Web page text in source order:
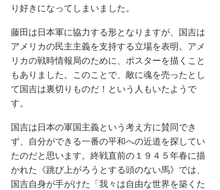
り好きになってしまいました。
藤田は日本軍に協力する形となりますが、国吉は
アメリカの民主主義を支持する立場を表明。アメ
リカの戦時情報局のために、ポスターを描くこと
もありました。このことで、敵に魂を売ったとし
て国吉は裏切りものだ！という人もいたようで
す。
国吉は日本の軍国主義という考え方に賛同でき
ず、自分ができる一番の平和への近道を探してい
たのだと思います。終戦直前の１９４５年春に描
かれた《跳び上がろうとする頭のない馬》では、
国吉自身が手がけた「我々は自由な世界を築くた